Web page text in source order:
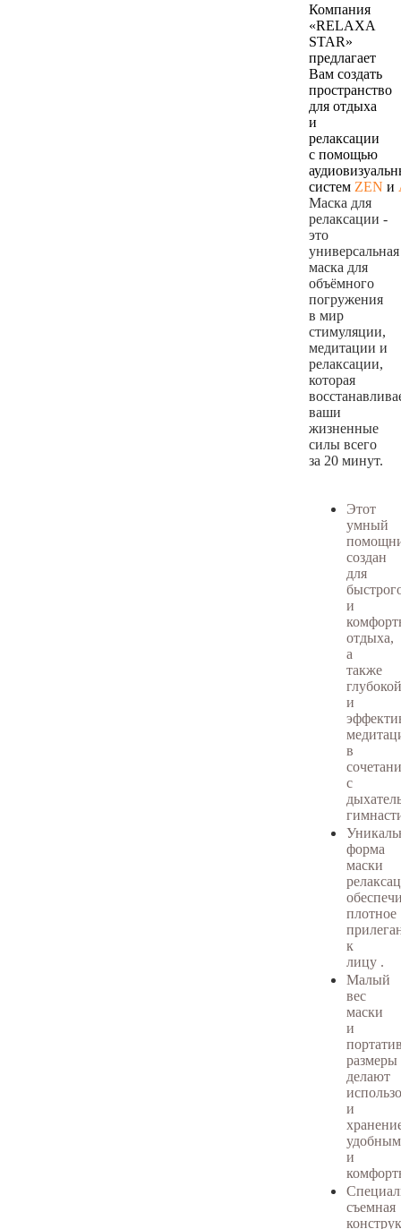
Компания
«RELAXA
STAR»
предлагает
Вам создать
пространство
для отдыха
и
релаксации
с помощью
систем ZEN и
Маска для
релаксации -
это
универсальная
маска для
объёмного
погружения
в мир
стимуляции,
медитации и
релаксации,
которая
ваши
жизненные
силы всего
за 20 минут.
Этот
умный
создан
для
и
отдыха,
а
также
глубокой
и
в
с
форма
маски
плотное
к
лицу .
Малый
вес
маски
и
размеры
делают
и
удобным
и
съемная